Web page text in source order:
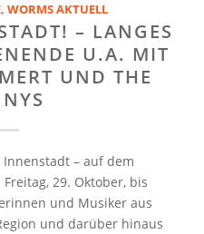
, WORMS AKTUELL
– LANGES
U.A. MIT
UND THE
– auf dem
29. Oktober, bis
und Musiker aus
und darüber hinaus